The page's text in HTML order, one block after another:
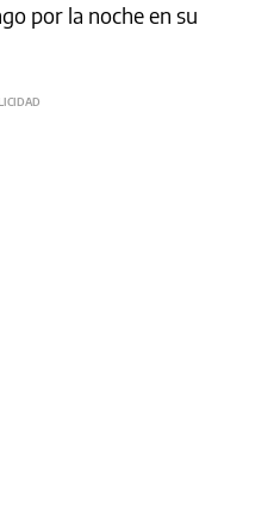
por la noche en su